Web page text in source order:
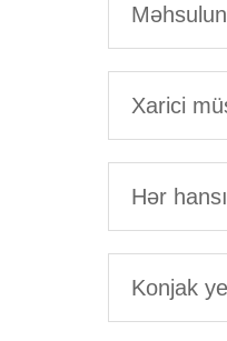
Xarici
Hər
Konjak